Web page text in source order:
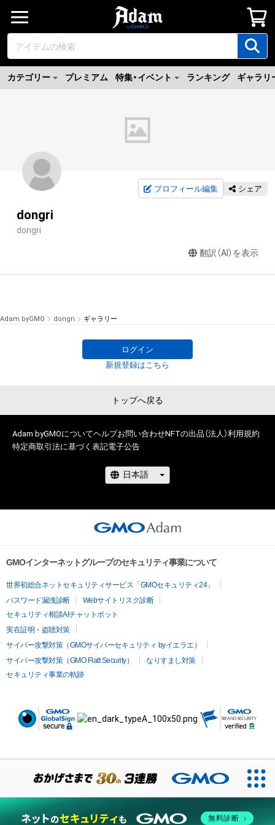
カテゴリー プレミアム 特集・イベント ランキング ギャラリ
プロフィール編集 シェア
dongri
dongri
翻訳（AI）を表示
Adam byGMO dongri ギャラリー
ログイン
新規登録はこちら
トップへ戻る
Adam byGMOについてヘルプお問い合わせNFTの出品（法人）利用規約
特定商取引法に基づく表記電子公告
GMOインターネットグループのセキュリティ事業について
世界初総合ネットセキュリティサービス「GMOセキュリティ24」
パスワード漏洩診断
Webサイトリスク診断
セキュリティ相談AIチャットボット
実在証明・盗聴対策
サイバー攻撃対策（GMOサイバーセキュリティ byイエラエ）
サイバー攻撃対策（GMO Flatt Security）
なりすまし対策
セキュリティ事業の軌跡
無料診断